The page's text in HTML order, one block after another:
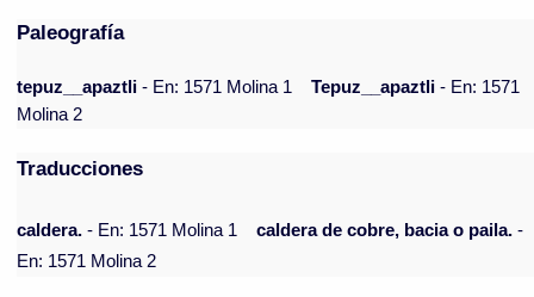
Paleografía
tepuz__apaztli - En: 1571 Molina 1 Tepuz__apaztli - En: 1571
Molina 2
Traducciones
caldera. - En: 1571 Molina 1 caldera de cobre, bacia o paila. -
En: 1571 Molina 2